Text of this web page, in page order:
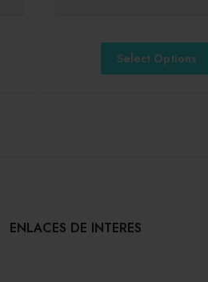
Select Options
ENLACES DE INTERES